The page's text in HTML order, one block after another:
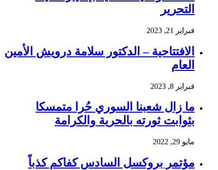
التحرير
فبراير 21, 2023
الافتتاحية – الدكتور سلامة درويش الأمين
العام
فبراير 8, 2023
ما زال شعبنا السوري حُرا متمسكا
بثوابت ثورته بالحرية والكرامة
مايو 29, 2022
مؤتمر بروكسل السادس كفاكم كذباً